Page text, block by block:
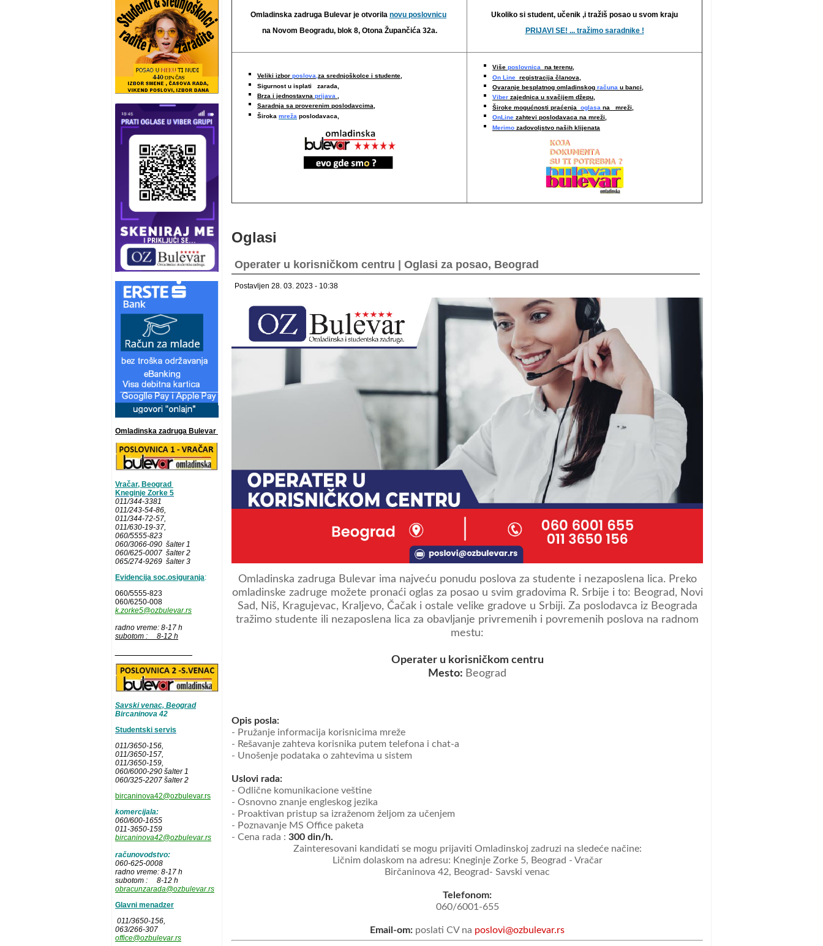
Omladinska zadruga Bulevar
Vračar, Beograd
Kneginje Zorke 5
011/344-3381
011/243-54-86
011/344-72-57,
011/630-19-37,
060/5555-823
060/3066-090 šalter 1
060/625-0007 šalter 2
065/274-9269 šalter 3
Evidencija soc.osiguranja:
060/5555-823
060/6250-008
k.zorke5@ozbulevar.rs
radno vreme: 8-17 h
subotom : 8-12 h
Savski venac, Beograd
Bircaninova 42
Studentski servis
011/3650-156,
011/3650-157,
011/3650-159,
060/6000-290 šalter 1
060/325-2207 šalter 2
bircaninova42@ozbulevar.rs
komercijala:
060/600-1655
011-3650-159
bircaninova42@ozbulevar.rs
računovodstvo:
060-625-0008
radno vreme: 8-17 h
subotom : 8-12 h
obracunzarada@ozbulevar.rs
Glavni menadzer
011/3650-156,
063/266-307
office@ozbulevar.rs
Omladinska zadruga Bulevar je otvorila novu poslovnicu
na Novom Beogradu, blok 8, Otona Župančića 32a.
Ukoliko si student, učenik ,i tražiš posao u svom kraju
PRIJAVI SE! ... tražimo saradnike !
Veliki izbor poslova,za srednjoškolce i studente,
Sigurnost u isplati zarada,
Brza i jednostavna prijava ,
Saradnja sa proverenim poslodavcima,
Široka mreža poslodavaca,
Više poslovnica na terenu,
On Line registracija članova,
Ovaranje besplatnog omladinskog računa u banci,
Viber zajednica u svačijem džepu,
Široke mogućnosti praćenja oglasa na mreži,
OnLine zahtevi poslodavaca na mreži,
Merimo zadovoljstvo naših klijenata
Oglasi
Operater u korisničkom centru | Oglasi za posao, Beograd
Postavljen 28. 03. 2023 - 10:38
Omladinska zadruga Bulevar ima najveću ponudu poslova za studente i nezaposlena lica. Preko
omladinske zadruge možete pronaći oglas za posao u svim gradovima R. Srbije i to: Beograd, Novi
Sad, Niš, Kragujevac, Kraljevo, Čačak i ostale velike gradove u Srbiji. Za poslodavca iz Beograda
tražimo studente ili nezaposlena lica za obavljanje privremenih i povremenih poslova na radnom
mestu:
Operater u korisničkom centru
Mesto: Beograd
Opis posla:
- Pružanje informacija korisnicima mreže
- Rešavanje zahteva korisnika putem telefona i chat-a
- Unošenje podataka o zahtevima u sistem
Uslovi rada:
- Odlične komunikacione veštine
- Osnovno znanje engleskog jezika
- Proaktivan pristup sa izraženom željom za učenjem
- Poznavanje MS Office paketa
- Cena rada : 300 din/h.
Zainteresovani kandidati se mogu prijaviti Omladinskoj zadruzi na sledeće načine:
Ličnim dolaskom na adresu: Kneginje Zorke 5, Beograd - Vračar
Birčaninova 42, Beograd- Savski venac
Telefonom:
060/6001-655
Email-om: poslati CV na poslovi@ozbulevar.rs